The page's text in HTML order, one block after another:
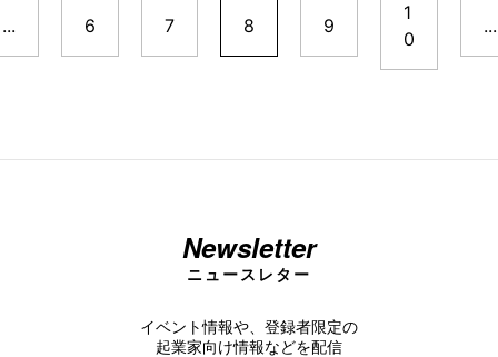
... 6 7 8 9
1
0
...
Newsletter
ニュースレター
イベント情報や、登録者限定の
起業家向け情報などを配信